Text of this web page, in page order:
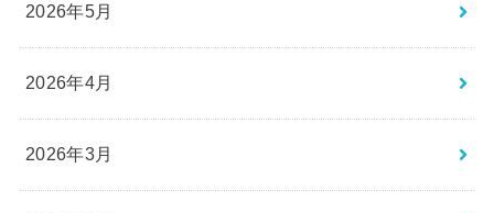
2026年5月
2026年4月
2026年3月